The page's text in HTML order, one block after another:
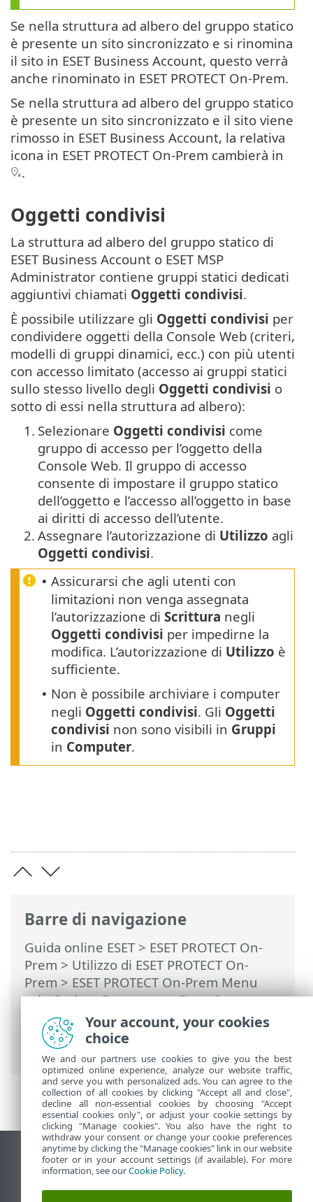
Barre di navigazione
Guida online ESET> ESET PROTECT On-
Prem > Utilizzo di ESET PROTECT On-
Prem > ESET PROTECT On-Prem Menu
principale>Computer>Gruppi>
Struttura ad albero del gruppo statico per
ESET Business Account/ESET MSP
Administrator
Se nella struttura ad albero del gruppo statico
è presente un sito sincronizzato e si rinomina
il sito in ESET Business Account, questo verrà
anche rinominato in ESET PROTECT On-Prem.
Se nella struttura ad albero del gruppo statico
è presente un sito sincronizzato e il sito viene
rimosso in ESET Business Account, la relativa
icona in ESET PROTECT On-Prem cambierà in
.
Oggetti condivisi
La struttura ad albero del gruppo statico di
ESET Business Account o ESET MSP
Administrator contiene gruppi statici dedicati
aggiuntivi chiamati Oggetti condivisi.
È possibile utilizzare gli Oggetti condivisi per
condividere oggetti della Console Web (criteri,
modelli di gruppi dinamici, ecc.) con più utenti
con accesso limitato (accesso ai gruppi statici
sullo stesso livello degli Oggetti condivisi o
sotto di essi nella struttura ad albero):
1. Selezionare Oggetti condivisi come
gruppo di accesso per l’oggetto della
Console Web. Il gruppo di accesso
consente di impostare il gruppo statico
dell’oggetto e l’accesso all’oggetto in base
ai diritti di accesso dell’utente.
2. Assegnare l’autorizzazione di Utilizzo agli
Oggetti condivisi.
• Assicurarsi che agli utenti con
limitazioni non venga assegnata
l’autorizzazione di Scrittura negli
Oggetti condivisi per impedirne la
modifica. L’autorizzazione di Utilizzo è
sufficiente.
• Non è possibile archiviare i computer
negli Oggetti condivisi. Gli Oggetti
condivisi non sono visibili in Gruppi
in Computer.
Visualizza sito desktop
End of Life
ESET Knowledge Base
Your account, your cookies
choice
We and our partners use cookies to give you the best
optimized online experience, analyze our website traffic,
and serve you with personalized ads. You can agree to the
collection of all cookies by clicking "Accept all and close",
decline all non-essential cookies by choosing "Accept
essential cookies only", or adjust your cookie settings by
clicking "Manage cookies". You also have the right to
withdraw your consent or change your cookie preferences
anytime by clicking the "Manage cookies" link in our website
footer or in your account settings (if available). For more
information, see ourCookie Policy.